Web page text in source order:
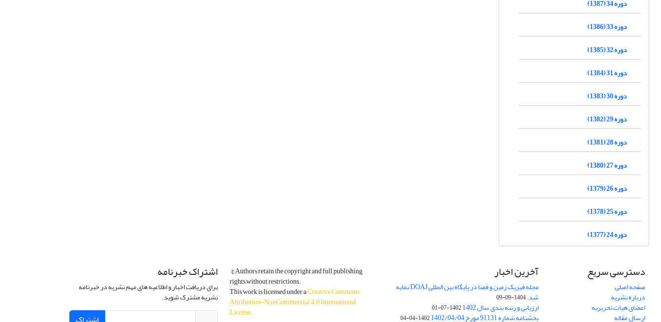
دوره 34 (1387)
دوره 33 (1386)
دوره 32 (1385)
دوره 31 (1384)
دوره 30 (1383)
دوره 29 (1382)
دوره 28 (1381)
دوره 27 (1380)
دوره 26 (1379)
دوره 25 (1378)
دوره 24 (1377)
دسترسی سریع
صفحه اصلی
درباره نشریه
اعضای هیات تحریریه
ارسال مقاله
آخرین اخبار
مجله فیزیک زمین و فضا در پایگاه بین المللی DOAJ نمایه
شد.1404-09-09
ارزیابی و رتبه بندی سال 1402 1402-07-01
بخشنامه شماره 91131 مورخ 1402/04/04 1402-04-04
© Authors retain the copyright and full publishing
rights without restrictions.
This work is licensed under aCreative Commons
Attribution-NonCommercial 4.0 International
License.
اشتراک خبرنامه
برای دریافت اخبار و اطلاعیه های مهم نشریه در خبرنامه
نشریه مشترک شوید.